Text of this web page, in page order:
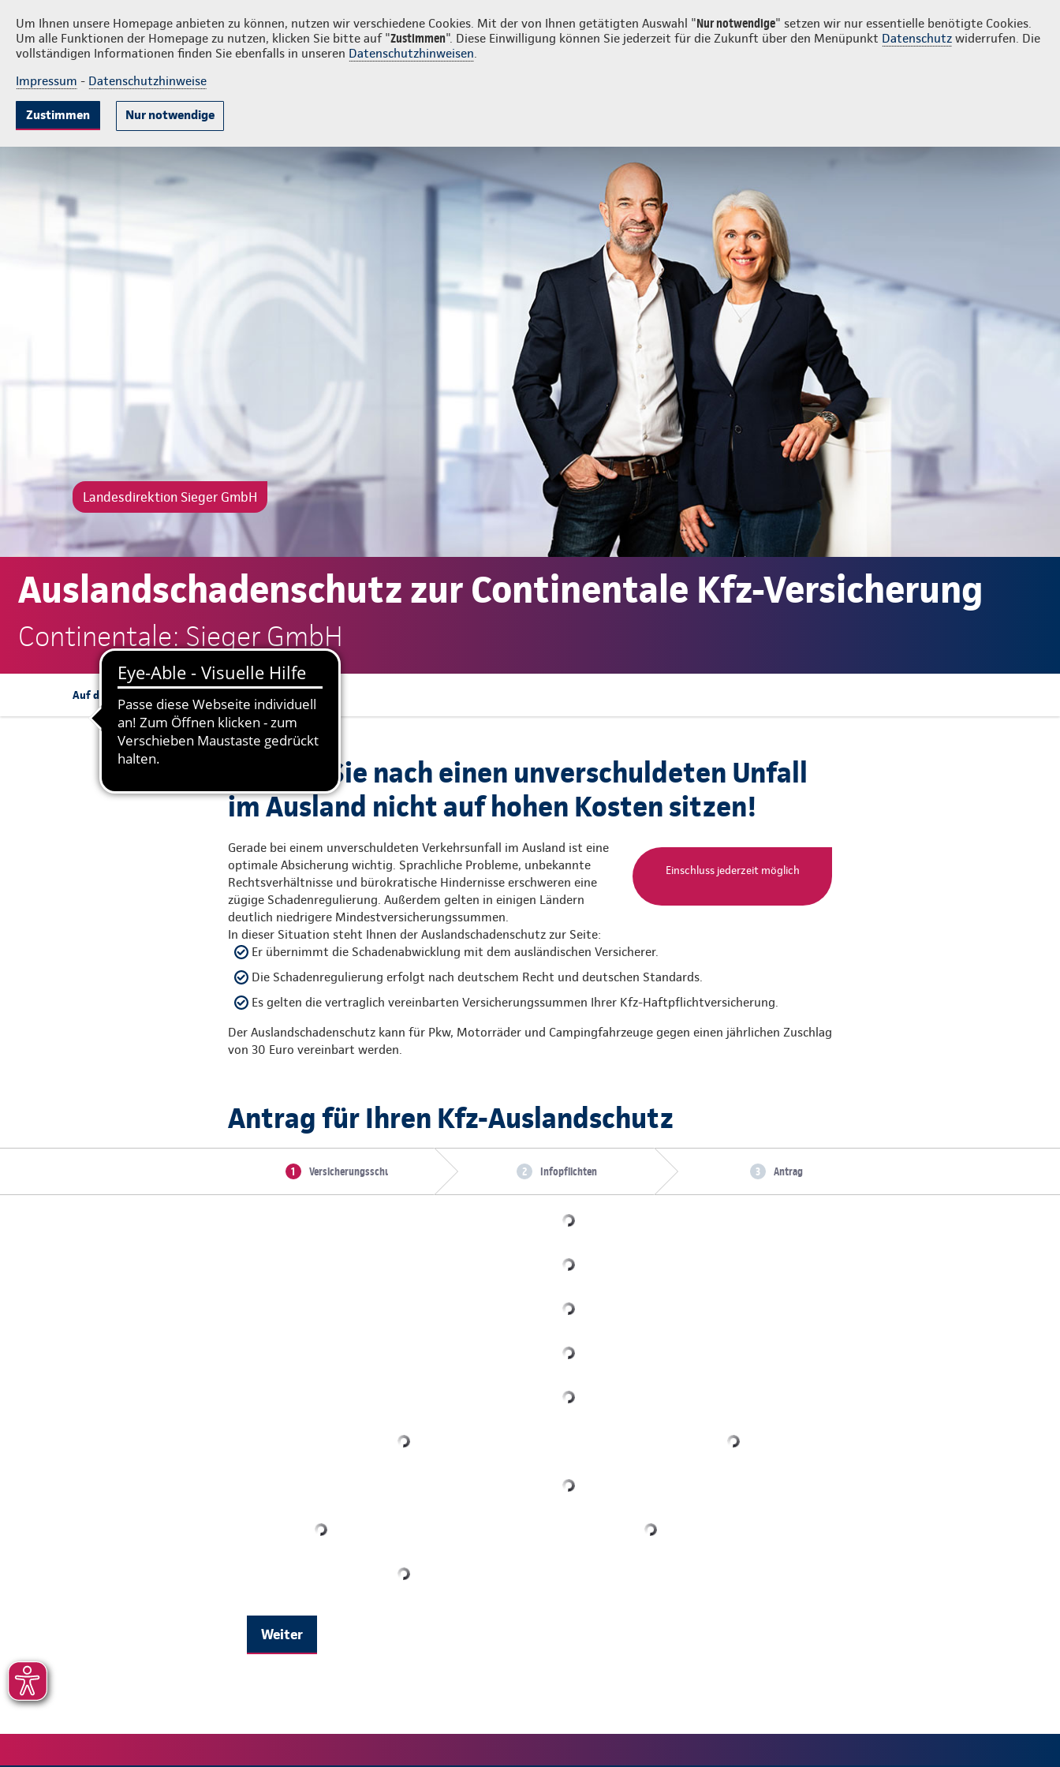
Um Ihnen unsere Homepage anbieten zu können, nutzen wir verschiedene Cookies. Mit der von Ihnen getätigten Auswahl "Nur notwendige" setzen wir nur essentielle benötigte Cookies.
Um alle Funktionen der Homepage zu nutzen, klicken Sie bitte auf "Zustimmen". Diese Einwilligung können Sie jederzeit für die Zukunft über den Menüpunkt Datenschutz widerrufen. Die
vollständigen Informationen finden Sie ebenfalls in unseren Datenschutzhinweisen.
Impressum - Datenschutzhinweise
Zustimmen Nur notwendige
Sieger GmbH Privatkunden Firmenkunden Login Kontakt 02159 815520
KrankenversicherungLebensversicherung
Landesdirektion Sieger GmbH
Landesdirektion Sieger GmbH
Auslandschadenschutz zur Continentale Kfz-Versicherung
Continentale: Sieger GmbH
Auf dieser Seite:
Bleiben Sie nach einen unverschuldeten Unfall
im Ausland nicht auf hohen Kosten sitzen!
Einschluss jederzeit möglich
Gerade bei einem unverschuldeten Verkehrsunfall im Ausland ist eine
optimale Absicherung wichtig. Sprachliche Probleme, unbekannte
Rechtsverhältnisse und bürokratische Hindernisse erschweren eine
zügige Schadenregulierung. Außerdem gelten in einigen Ländern
deutlich niedrigere Mindestversicherungssummen.
In dieser Situation steht Ihnen der Auslandschadenschutz zur Seite:
Er übernimmt die Schadenabwicklung mit dem ausländischen Versicherer.
Die Schadenregulierung erfolgt nach deutschem Recht und deutschen Standards.
Es gelten die vertraglich vereinbarten Versicherungssummen Ihrer Kfz-Haftpflichtversicherung.
Der Auslandschadenschutz kann für Pkw, Motorräder und Campingfahrzeuge gegen einen jährlichen Zuschlag
von 30 Euro vereinbart werden.
Antrag für Ihren Kfz-Auslandschutz
Versicherungsschutz Infopflichten Antrag
Weiter